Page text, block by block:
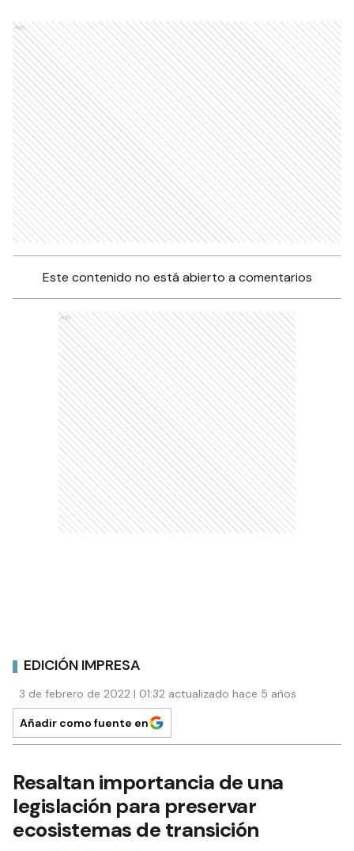
Ads
Este contenido no está abierto a comentarios
Ads
EDICIÓN IMPRESA
3 de febrero de 2022 | 01:32 actualizado hace 5 años
Añadir como fuente en
Resaltan importancia de una
legislación para preservar
ecosistemas de transición